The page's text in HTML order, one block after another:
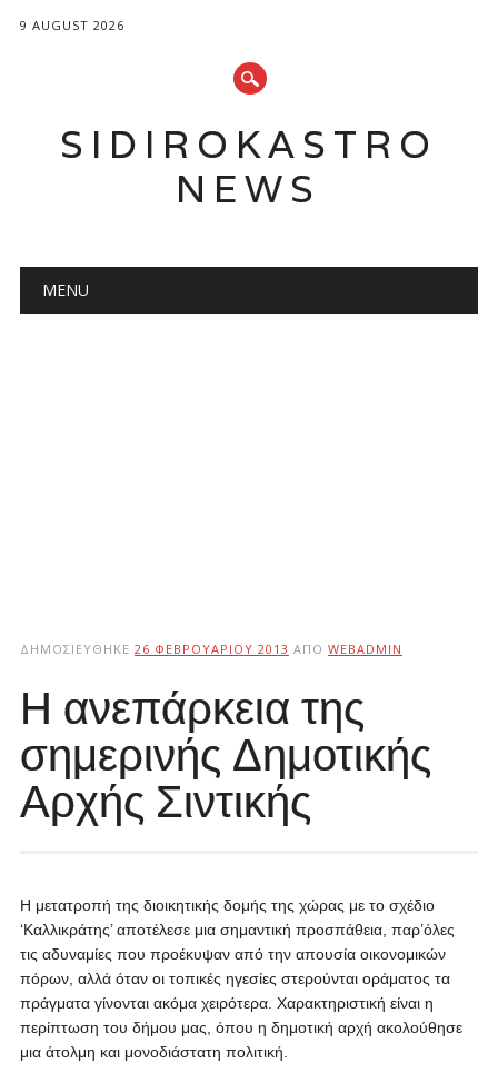
9 AUGUST 2026
SIDIROKASTRO
NEWS
Main menu
MENU
ΔΗΜΟΣΙΕΎΘΗΚΕ 26 ΦΕΒΡΟΥΑΡΊΟΥ 2013 ΑΠΌ WEBADMIN
Η ανεπάρκεια της
σημερινής Δημοτικής
Αρχής Σιντικής
Η μετατροπή της διοικητικής δομής της χώρας με το σχέδιο
‘Καλλικράτης’ αποτέλεσε μια σημαντική προσπάθεια, παρ’όλες
τις αδυναμίες που προέκυψαν από την απουσία οικονομικών
πόρων, αλλά όταν οι τοπικές ηγεσίες στερούνται οράματος τα
πράγματα γίνονται ακόμα χειρότερα. Χαρακτηριστική είναι η
περίπτωση του δήμου μας, όπου η δημοτική αρχή ακολούθησε
μια άτολμη και μονοδιάστατη πολιτική.